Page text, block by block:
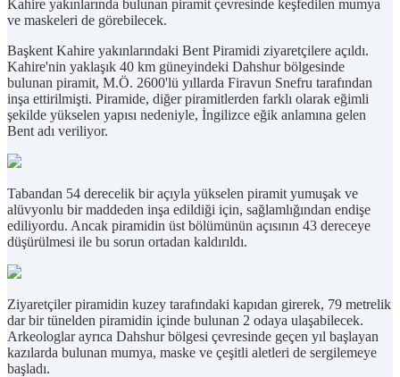
Kahire yakınlarında bulunan piramit çevresinde keşfedilen mumya
ve maskeleri de görebilecek.
Başkent Kahire yakınlarındaki Bent Piramidi ziyaretçilere açıldı.
Kahire'nin yaklaşık 40 km güneyindeki Dahshur bölgesinde
bulunan piramit, M.Ö. 2600'lü yıllarda Firavun Snefru tarafından
inşa ettirilmişti. Piramide, diğer piramitlerden farklı olarak eğimli
şekilde yükselen yapısı nedeniyle, İngilizce eğik anlamına gelen
Bent adı veriliyor.
Tabandan 54 derecelik bir açıyla yükselen piramit yumuşak ve
alüvyonlu bir maddeden inşa edildiği için, sağlamlığından endişe
ediliyordu. Ancak piramidin üst bölümünün açısının 43 dereceye
düşürülmesi ile bu sorun ortadan kaldırıldı.
Ziyaretçiler piramidin kuzey tarafındaki kapıdan girerek, 79 metrelik
dar bir tünelden piramidin içinde bulunan 2 odaya ulaşabilecek.
Arkeologlar ayrıca Dahshur bölgesi çevresinde geçen yıl başlayan
kazılarda bulunan mumya, maske ve çeşitli aletleri de sergilemeye
başladı.